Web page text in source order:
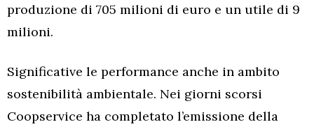
produzione di 705 milioni di euro e un utile di 9
milioni.
Significative le performance anche in ambito
sostenibilità ambientale. Nei giorni scorsi
Coopservice ha completato l’emissione della